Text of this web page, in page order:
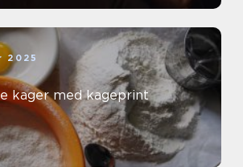
2025
kager med kageprint